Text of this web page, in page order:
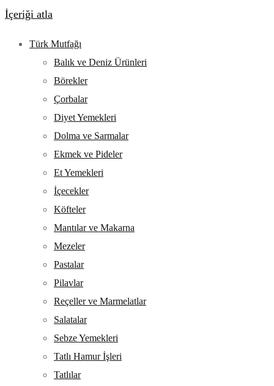
İçeriği atla
Türk Mutfağı
Balık ve Deniz Ürünleri
Börekler
Çorbalar
Diyet Yemekleri
Dolma ve Sarmalar
Ekmek ve Pideler
Et Yemekleri
İçecekler
Köfteler
Mantılar ve Makarna
Mezeler
Pastalar
Pilavlar
Reçeller ve Marmelatlar
Salatalar
Sebze Yemekleri
Tatlı Hamur İşleri
Tatlılar